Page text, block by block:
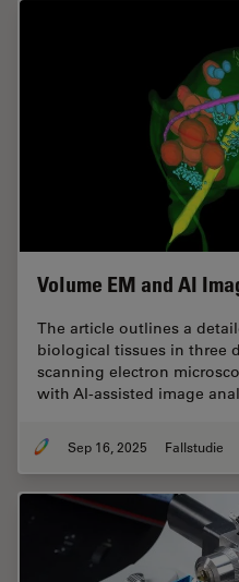
Volume EM and AI
The article outlines a
biological tissues in three
scanning electron
with AI-assisted image
Sep 16, 2025 Fallstudie